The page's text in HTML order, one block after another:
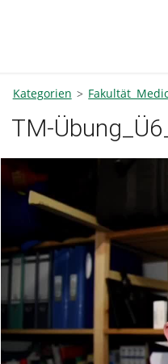
Kategorien Fakultät
TM-